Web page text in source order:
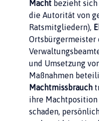
Macht bezieht
die Autorität von
Ratsmitgliedern),
Ortsbürgermeister
und Umsetzung
Maßnahmen
Machtmissbrauch
ihre Machtposition
schaden,